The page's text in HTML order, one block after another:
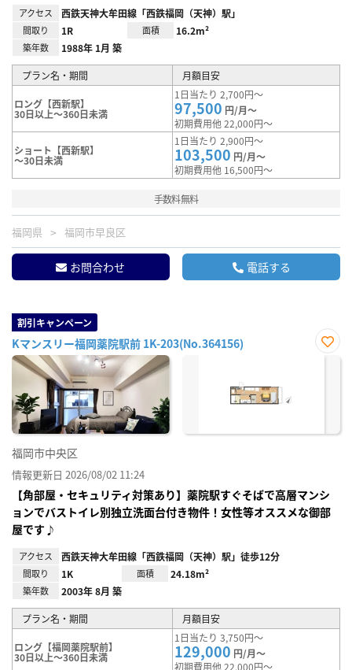
アクセス 西鉄天神大牟田線「西鉄福岡（天神）駅」
間取り 1R 面積 16.2m²
築年数 1988年 1月 築
プラン名・期間 月額目安
ロング【西新駅】
30日以上～360日未満
1日当たり 2,700円～
97,500 円/月～
初期費用他 22,000円～
ショート【西新駅】
～30日未満
1日当たり 2,900円～
103,500 円/月～
初期費用他 16,500円～
手数料無料
福岡県 福岡市早良区
お問合わせ 電話する
割引キャンペーン
Kマンスリー福岡薬院駅前 1K-203(No.364156)
お気
福岡市中央区
情報更新日 2026/08/02 11:24
【角部屋・セキュリティ対策あり】薬院駅すぐそばで高層マンシ
ョンでバストイレ別独立洗面台付き物件！女性等オススメな御部
屋です♪
アクセス 西鉄天神大牟田線「西鉄福岡（天神）駅」徒歩12分
間取り 1K 面積 24.18m²
築年数 2003年 8月 築
プラン名・期間 月額目安
ロング【福岡薬院駅前】
30日以上～360日未満
1日当たり 3,750円～
129,000 円/月～
初期費用他 22,000円～